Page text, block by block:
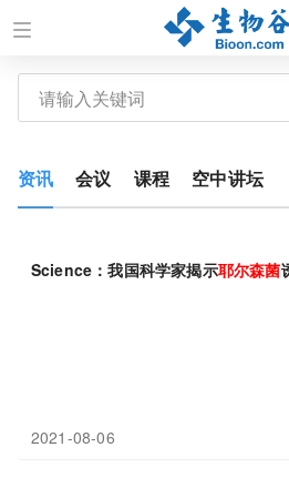
资讯 会议 课程 空中讲坛
Science：我国科学家揭示耶尔森菌
2021-08-06